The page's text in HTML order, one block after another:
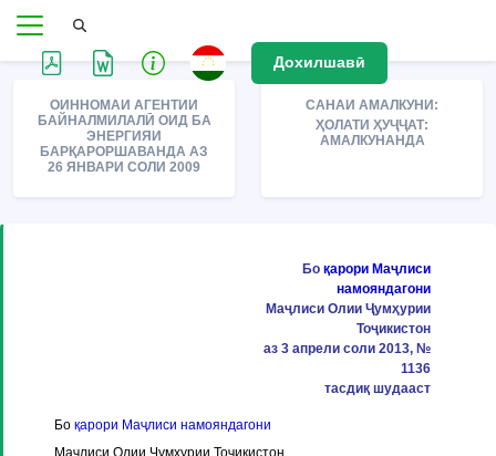
Дохилшавӣ
ОИННОМАИ АГЕНТИИ
БАЙНАЛМИЛАЛӢ ОИД БА
ЭНЕРГИЯИ
БАРҚАРОРШАВАНДА АЗ
26 ЯНВАРИ СОЛИ 2009
САНАИ АМАЛКУНИ:
ҲОЛАТИ ҲУҶҶАТ:
АМАЛКУНАНДА
Бо қарори Маҷлиси
намояндагони
Маҷлиси Олии Ҷумҳурии
Тоҷикистон
аз 3 апрели соли 2013, №
1136
тасдиқ шудааст
Бо қарори Маҷлиси намояндагони
Маҷлиси Олии Ҷумҳурии Тоҷикистон